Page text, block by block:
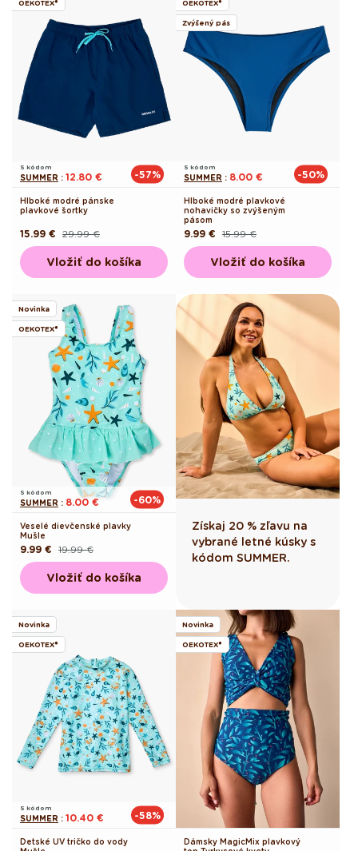
OEKOTEX®
S kódom
SUMMER : 12.80 € -57%
Hlboké modré pánske
plavkové šortky
Pôvodná
cena
29.99 €
Akciová
cena
15.99 €
Vložiť do košíka
OEKOTEX®
Zvýšený pás
S kódom
SUMMER : 8.00 € -50%
Hlboké modré plavkové
nohavičky so zvýšeným
pásom
Pôvodná
cena
15.99 €
Akciová
cena
9.99 €
Vložiť do košíka
Novinka
OEKOTEX®
S kódom
SUMMER : 8.00 € -60%
Veselé dievčenské plavky
Mušle
Pôvodná
cena
19.99 €
Akciová
cena
9.99 €
Vložiť do košíka
Získaj 20 % zľavu na
vybrané letné kúsky s
kódom SUMMER.
Novinka
OEKOTEX®
S kódom
SUMMER : 10.40 € -58%
Detské UV tričko do vody
Novinka
OEKOTEX®
Dámsky MagicMix plavkový